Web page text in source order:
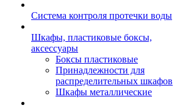
Система контроля протечки воды
Шкафы, пластиковые боксы,
аксессуары
Боксы пластиковые
Принадлежности для
распределительных шкафов
Шкафы металлические